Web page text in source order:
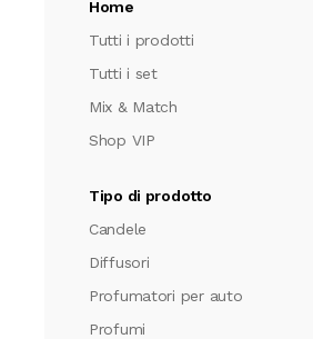
Home
Tutti i prodotti
Tutti i set
Mix & Match
Shop VIP
Tipo di prodotto
Candele
Diffusori
Profumatori per auto
Profumi